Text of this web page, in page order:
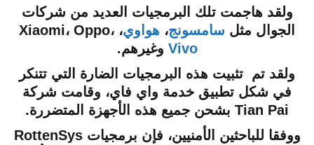
ولقد هاجمت تلك البرمجيات العديد من شركات
الجوال مثل سامسونج، هواوي، Xiaomi، Oppo،
Vivo وغيرهم.
ولقد تم تثبيت هذه البرمجيات الضارة التي تتنكر
في شكل تطبيق خدمة واي فاي، وقامت شركة
Tian Pai بشحن جميع هذه الأجهزة المتضررة.
ووفقا للباحثين الأمنيين، فإن برمجيات RottenSys